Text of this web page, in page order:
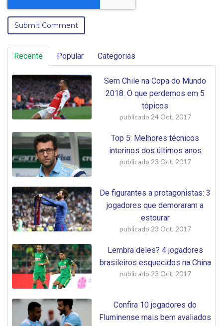
Recente Popular Categorias
Sem Chile na Copa do Mundo
2018: O que perdemos em 5
tópicos
publicado 24 Oct, 2017
Top 5: Melhores técnicos
interinos dos últimos anos
publicado 23 Oct, 2017
De figurantes a protagonistas: 3
jogadores que demoraram a
estourar
publicado 23 Oct, 2017
Lembra deles? 4 jogadores
brasileiros esquecidos na China
publicado 23 Oct, 2017
Confira 10 jogadores do
Fluminense mais bem avaliados